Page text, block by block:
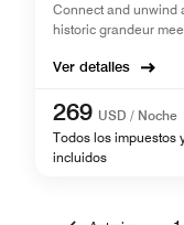
Connect and unwind
historic grandeur
Ver detalles
269 USD / Noche
Todos los impuestos
incluidos